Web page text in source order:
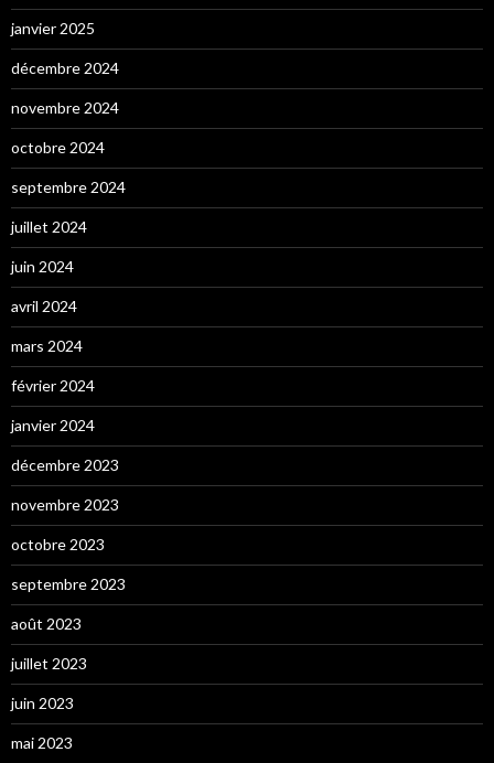
janvier 2025
décembre 2024
novembre 2024
octobre 2024
septembre 2024
juillet 2024
juin 2024
avril 2024
mars 2024
février 2024
janvier 2024
décembre 2023
novembre 2023
octobre 2023
septembre 2023
août 2023
juillet 2023
juin 2023
mai 2023